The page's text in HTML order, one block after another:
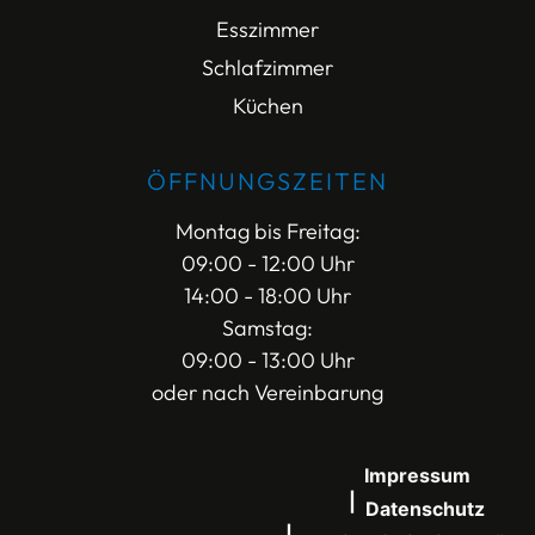
Esszimmer
Schlafzimmer
Küchen
ÖFFNUNGSZEITEN
Montag bis Freitag:
09:00 - 12:00 Uhr
14:00 - 18:00 Uhr
Samstag:
09:00 - 13:00 Uhr
oder nach Vereinbarung
Impressum
Datenschutz